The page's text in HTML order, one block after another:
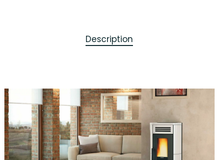
Description